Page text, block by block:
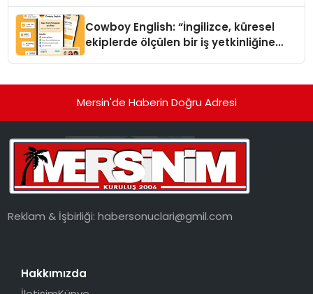
Cowboy English: “İngilizce, küresel
ekiplerde ölçülen bir iş yetkinliğine
Mersin'de Haberin Doğru Adresi
Reklam & İşbirliği:habersonuclari@gmil.com
Hakkımızda